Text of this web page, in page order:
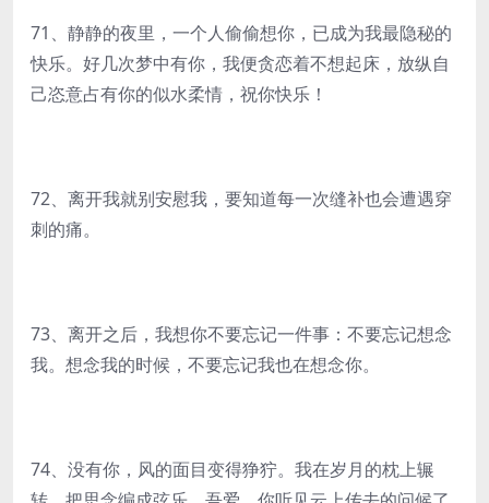
71、静静的夜里，一个人偷偷想你，已成为我最隐秘的
快乐。好几次梦中有你，我便贪恋着不想起床，放纵自
己恣意占有你的似水柔情，祝你快乐！
72、离开我就别安慰我，要知道每一次缝补也会遭遇穿
刺的痛。
73、离开之后，我想你不要忘记一件事：不要忘记想念
我。想念我的时候，不要忘记我也在想念你。
74、没有你，风的面目变得狰狞。我在岁月的枕上辗